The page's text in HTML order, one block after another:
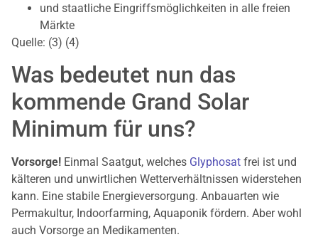
und staatliche Eingriffsmöglichkeiten in alle freien
Märkte
Quelle: (3) (4)
Was bedeutet nun das
kommende Grand Solar
Minimum für uns?
Vorsorge! Einmal Saatgut, welches Glyphosat frei ist und
kälteren und unwirtlichen Wetterverhältnissen widerstehen
kann. Eine stabile Energieversorgung. Anbauarten wie
Permakultur, Indoorfarming, Aquaponik fördern. Aber wohl
auch Vorsorge an Medikamenten.